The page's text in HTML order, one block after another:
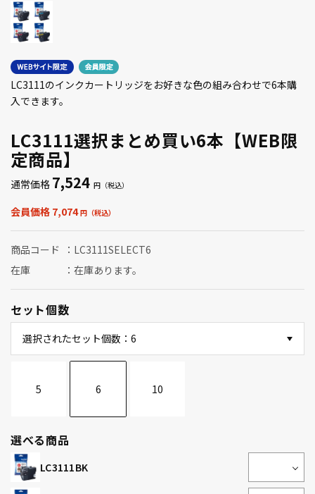
LC3111選択まとめ買い6本【WEB限
定商品】
LC3111のインクカートリッジをお好きな色の組み合わせで6本購
入できます。
通常価格 7,524
会員価格 7,074
商品コード
LC3111SELECT6
在庫
在庫あります。
セット個数
選択されたセット個数：6
5 6 10
選べる商品
LC3111BK